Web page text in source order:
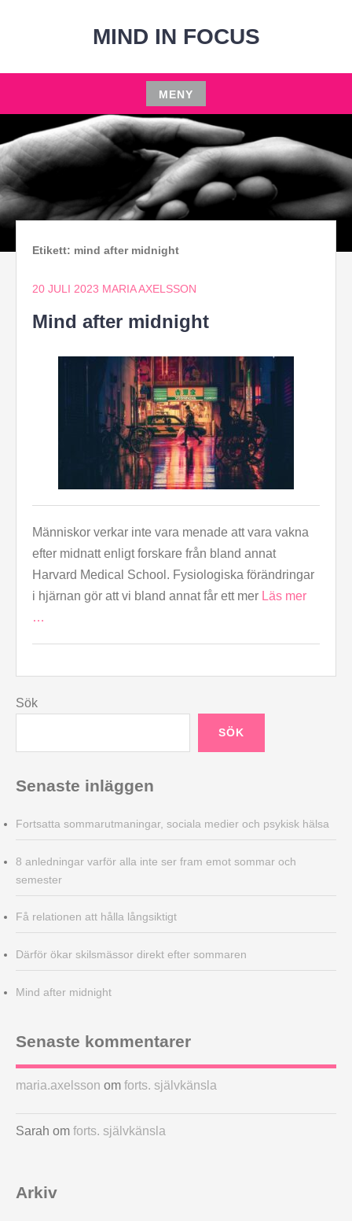
MIND IN FOCUS
MENY
Hoppa
till
innehåll
Etikett: mind after midnight
20 JULI 2023 MARIA AXELSSON
Mind after midnight
Människor verkar inte vara menade att vara vakna
efter midnatt enligt forskare från bland annat
Harvard Medical School. Fysiologiska förändringar
i hjärnan gör att vi bland annat får ett mer Läs mer
…
Sök
SÖK
Senaste inläggen
Fortsatta sommarutmaningar, sociala medier och psykisk hälsa
8 anledningar varför alla inte ser fram emot sommar och
semester
Få relationen att hålla långsiktigt
Därför ökar skilsmässor direkt efter sommaren
Mind after midnight
Senaste kommentarer
maria.axelsson om forts. självkänsla
Sarah om forts. självkänsla
Arkiv